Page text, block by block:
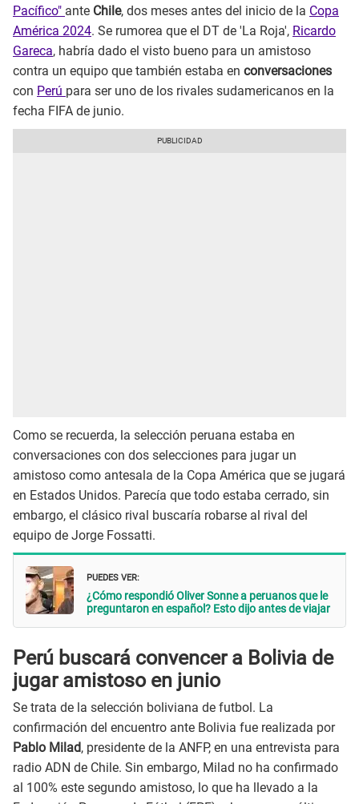
Pacífico" ante Chile, dos meses antes del inicio de la Copa
América 2024. Se rumorea que el DT de 'La Roja', Ricardo
Gareca, habría dado el visto bueno para un amistoso
contra un equipo que también estaba en conversaciones
con Perú para ser uno de los rivales sudamericanos en la
fecha FIFA de junio.
Como se recuerda, la selección peruana estaba en
conversaciones con dos selecciones para jugar un
amistoso como antesala de la Copa América que se jugará
en Estados Unidos. Parecía que todo estaba cerrado, sin
embargo, el clásico rival buscaría robarse al rival del
equipo de Jorge Fossatti.
PUEDES VER:
¿Cómo respondió Oliver Sonne a peruanos que le
preguntaron en español? Esto dijo antes de viajar
Perú buscará convencer a Bolivia de
jugar amistoso en junio
Se trata de la selección boliviana de futbol. La
confirmación del encuentro ante Bolivia fue realizada por
Pablo Milad, presidente de la ANFP, en una entrevista para
radio ADN de Chile. Sin embargo, Milad no ha confirmado
al 100% este segundo amistoso, lo que ha llevado a la